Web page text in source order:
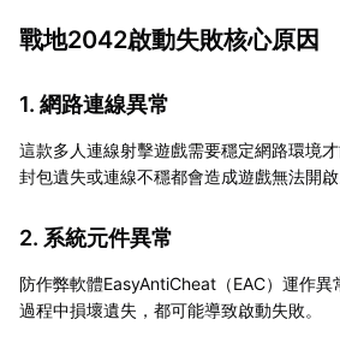
戰地2042啟動失敗核心原因
1. 網路連線異常
這款多人連線射擊遊戲需要穩定網路環境才
封包遺失或連線不穩都會造成遊戲無法開啟
2. 系統元件異常
防作弊軟體EasyAntiCheat（EAC）運作
過程中損壞遺失，都可能導致啟動失敗。